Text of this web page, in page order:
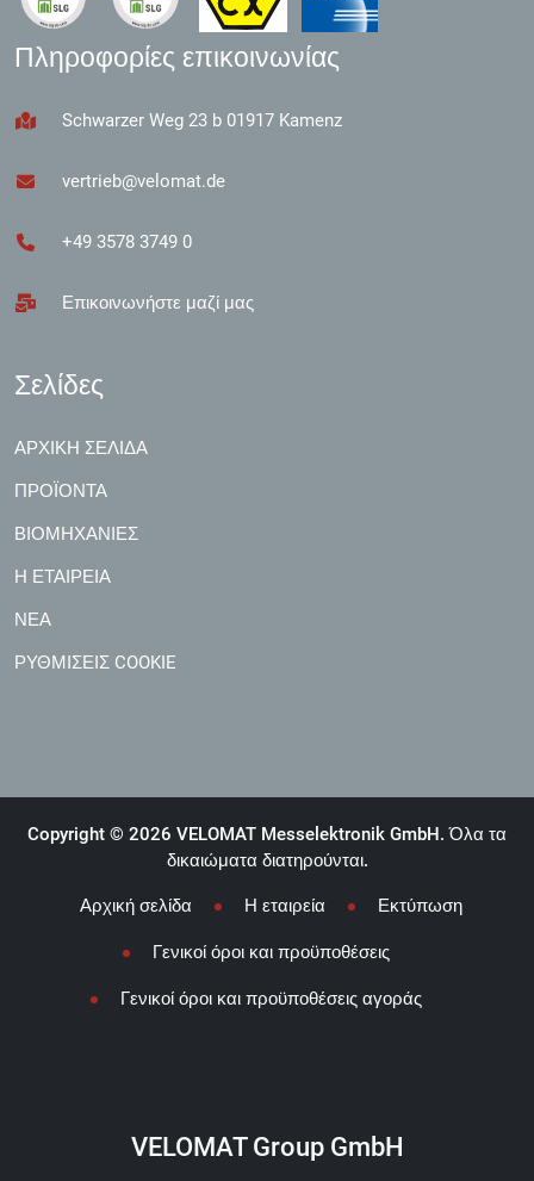
Πληροφορίες επικοινωνίας
Schwarzer Weg 23 b 01917 Kamenz
vertrieb@velomat.de
+49 3578 3749 0
Επικοινωνήστε μαζί μας
Σελίδες
ΑΡΧΙΚΉ ΣΕΛΊΔΑ
ΠΡΟΪΌΝΤΑ
ΒΙΟΜΗΧΑΝΊΕΣ
Η ΕΤΑΙΡΕΊΑ
ΝΈΑ
ΡΥΘΜΊΣΕΙΣ COOKIE
Αρχική σελίδα Η εταιρεία Εκτύπωση
Γενικοί όροι και προϋποθέσεις
Γενικοί όροι και προϋποθέσεις αγοράς
Copyright © 2026 VELOMAT Messelektronik GmbH. Όλα τα
δικαιώματα διατηρούνται.
VELOMAT Group GmbH